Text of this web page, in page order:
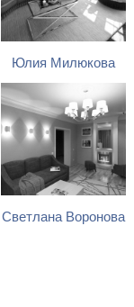
Юлия Милюкова
Светлана Воронова